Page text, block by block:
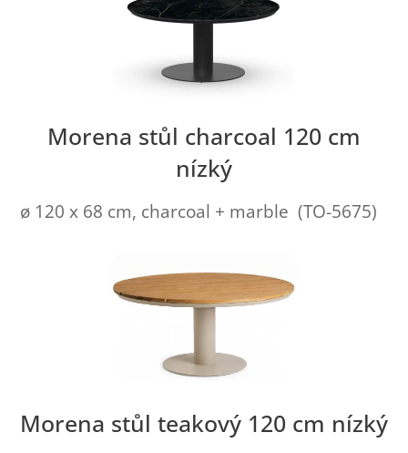
Morena stůl charcoal 120 cm
nízký
ø 120 x 68 cm, charcoal + marble (TO-5675)
Morena stůl teakový 120 cm nízký